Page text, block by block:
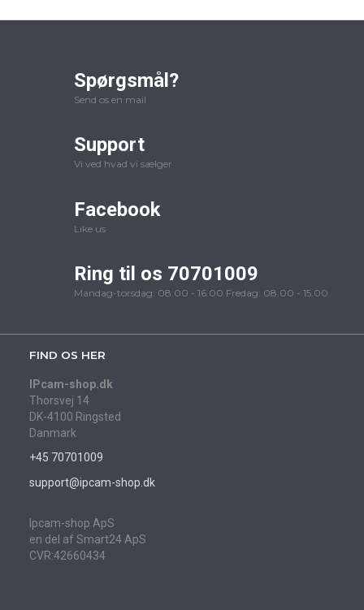
Spørgsmål?
Send os en mail
Support
Vi ved hvad vi sælger
Facebook
Like us
Ring til os 70701009
Mandag-torsdag: 08.00 - 16.00 Fredag: 08.00 - 15.00
FIND OS HER
IPcam-shop.dk
Thorsvej 14
DK-4100 Ringsted
Danmark
+45 70701009
support@ipcam-shop.dk
Ipcam-shop ApS
en del af Smart24 ApS
CVR:42660434